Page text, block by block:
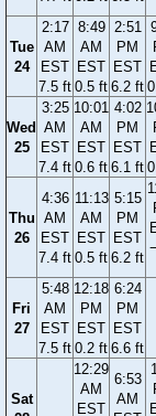
Tue
24
2:17
AM
EST
7.5 ft
8:49
AM
EST
0.5 ft
2:51
PM
EST
6.2 ft
Wed
25
3:25
AM
EST
7.4 ft
10:01
AM
EST
0.6 ft
4:02
PM
EST
6.1 ft
Thu
26
4:36
AM
EST
7.4 ft
11:13
AM
EST
0.5 ft
5:15
PM
EST
6.2 ft
Fri
27
5:48
AM
EST
7.5 ft
12:18
PM
EST
0.2 ft
6:24
PM
EST
6.6 ft
Sat
12:29
AM
EST
6:53
AM